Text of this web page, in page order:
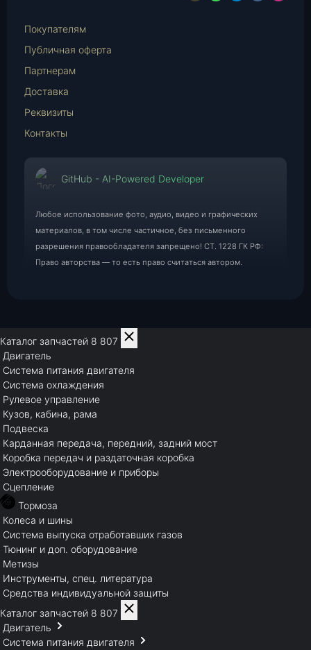
,
ш
т
Покупателям
Публичная оферта
Партнерам
Доставка
Реквизиты
Контакты
GitHub - AI-Powered Developer
Любое использование фото, аудио, видео и графических
материалов, в том числе частичное, без письменного
разрешения правообладателя запрещено! СТ. 1228 ГК РФ:
Право авторства — то есть право считаться автором.
Каталог запчастей 8 807
Двигатель
Система питания двигателя
Система охлаждения
Рулевое управление
Кузов, кабина, рама
Подвеска
Карданная передача, передний, задний мост
Коробка передач и раздаточная коробка
Электрооборудование и приборы
Сцепление
Тормоза
Колеса и шины
Система выпуска отработавших газов
Тюнинг и доп. оборудование
Метизы
Инструменты, спец. литература
Средства индивидуальной защиты
Каталог запчастей 8 807
Двигатель
Система питания двигателя